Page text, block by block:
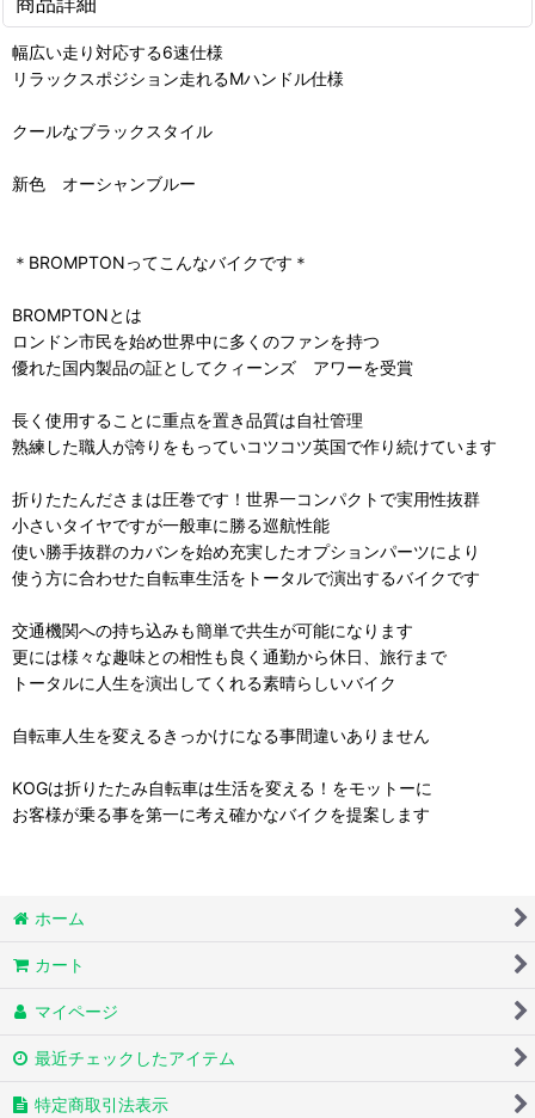
幅広い走り対応する6速仕様
リラックスポジション走れるMハンドル仕様
クールなブラックスタイル
新色 オーシャンブルー
＊BROMPTONってこんなバイクです＊
BROMPTONとは
ロンドン市民を始め世界中に多くのファンを持つ
優れた国内製品の証としてクィーンズ アワーを受賞
長く使用することに重点を置き品質は自社管理
熟練した職人が誇りをもっていコツコツ英国で作り続けています
折りたたんださまは圧巻です！世界一コンパクトで実用性抜群
小さいタイヤですが一般車に勝る巡航性能
使い勝手抜群のカバンを始め充実したオプションパーツにより
使う方に合わせた自転車生活をトータルで演出するバイクです
交通機関への持ち込みも簡単で共生が可能になります
更には様々な趣味との相性も良く通勤から休日、旅行まで
トータルに人生を演出してくれる素晴らしいバイク
自転車人生を変えるきっかけになる事間違いありません
KOGは折りたたみ自転車は生活を変える！をモットーに
お客様が乗る事を第一に考え確かなバイクを提案します
ホーム
カート
マイページ
最近チェックしたアイテム
特定商取引法表示